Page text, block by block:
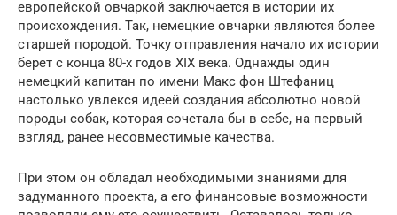
европейской овчаркой заключается в истории их
происхождения. Так, немецкие овчарки являются более
старшей породой. Точку отправления начало их истории
берет с конца 80-х годов XIX века. Однажды один
немецкий капитан по имени Макс фон Штефаниц
настолько увлекся идеей создания абсолютно новой
породы собак, которая сочетала бы в себе, на первый
взгляд, ранее несовместимые качества.
При этом он обладал необходимыми знаниями для
задуманного проекта, а его финансовые возможности